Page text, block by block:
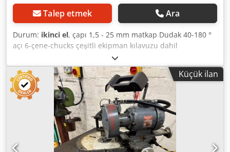
Talep etmek Ara
Durum: ikinci el, çapı 1,5 - 25 mm matkap Dudak 40-180 °
açı 6-çene-chucks çeşitli ekipman kılavuzu dahil
Encapsulated sürücü motor: kapalı sürümü, hava
soğutmalı, döner ve AC Silindirik veya Konik şaftlı ile
matkaplar sol ve sağ matkaplar Cjdpfx Aed Ih Sgjiloha 6
çene chuck Basınçlı hava soğutma aygıtı çeşitli ekipman
(bkz: Resimler)
Küçük ilan